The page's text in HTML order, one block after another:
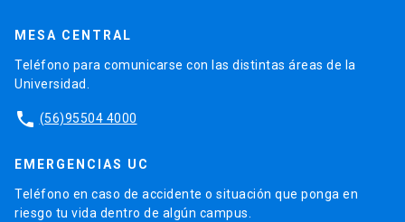
MESA CENTRAL
Teléfono para comunicarse con las distintas áreas de la
Universidad.
phone (56)95504 4000
EMERGENCIAS UC
Teléfono en caso de accidente o situación que ponga en
riesgo tu vida dentro de algún campus.